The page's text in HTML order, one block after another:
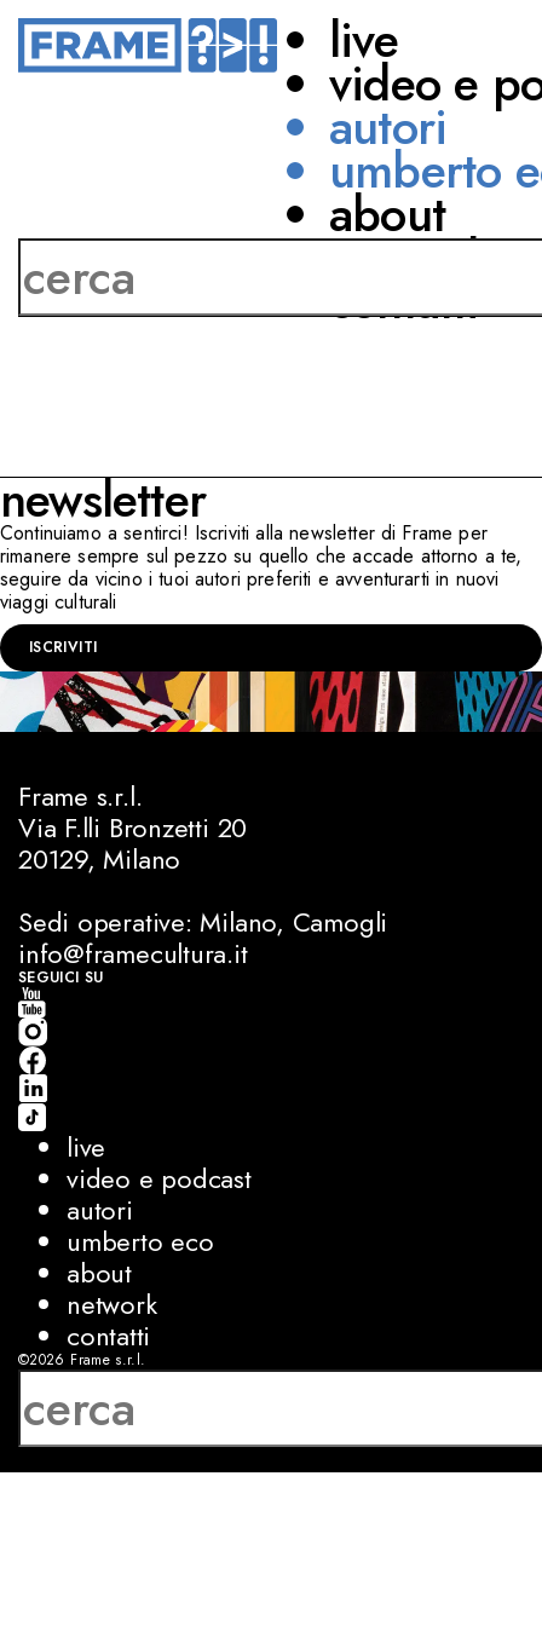
live
video e
autori
umberto
about
network
contatti
Marino Bartoletti
newsletter
Continuiamo a sentirci! Iscriviti alla newsletter di Frame per
rimanere sempre sul pezzo su quello che accade attorno a te,
seguire da vicino i tuoi autori preferiti e avventurarti in nuovi
viaggi culturali
ISCRIVITI
Frame s.r.l.
Via F.lli Bronzetti 20
20129, Milano
Sedi operative: Milano, Camogli
info@framecultura.it
SEGUICI SU
live
video e podcast
autori
umberto eco
about
network
contatti
©2026 Frame s.r.l.
P.IVA 08927250962
sviluppo:Luca Bunino